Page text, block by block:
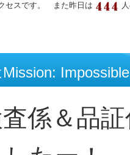
セスです。 また昨日は
係＆品